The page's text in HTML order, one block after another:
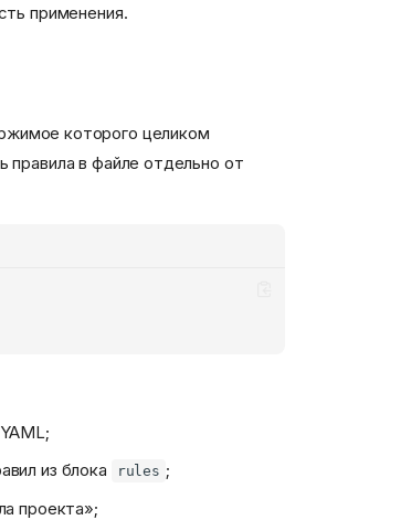
применения.
которого целиком
правила в файле отдельно от
из блока rules ;
проекта»;